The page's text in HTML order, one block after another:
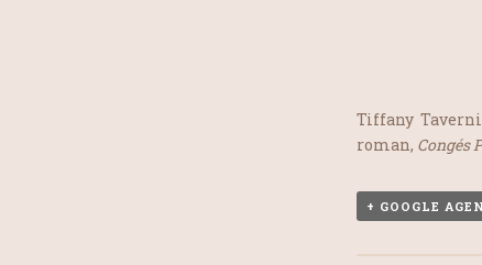
Tiffany
roman, Congés
+ GOOGLE